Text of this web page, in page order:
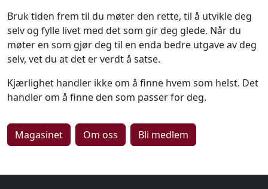
Bruk tiden frem til du møter den rette, til å utvikle deg
selv og fylle livet med det som gir deg glede. Når du
møter en som gjør deg til en enda bedre utgave av deg
selv, vet du at det er verdt å satse.
Kjærlighet handler ikke om å finne hvem som helst. Det
handler om å finne den som passer for deg.
Magasinet Om oss Bli medlem